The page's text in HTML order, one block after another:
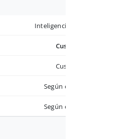
Inteligencia avanzada
Custom
Custom
Según contrato
Según contrato